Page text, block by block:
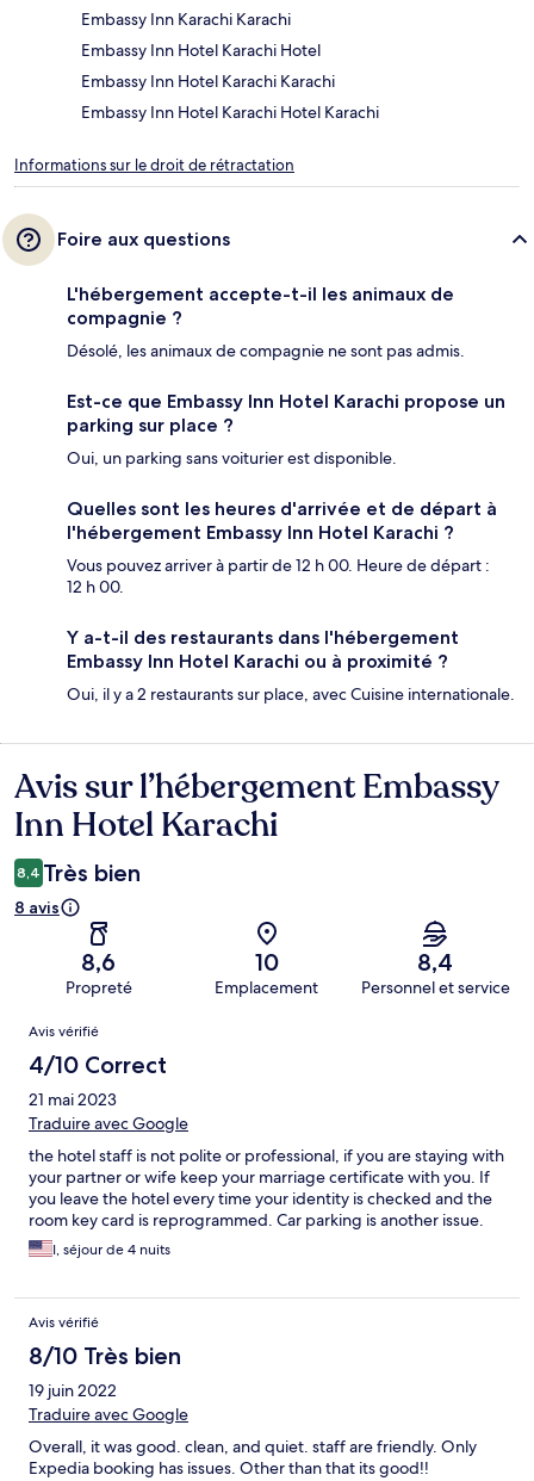
Embassy Inn Karachi Karachi
Embassy Inn Hotel Karachi Hotel
Embassy Inn Hotel Karachi Karachi
Embassy Inn Hotel Karachi Hotel Karachi
Informations sur le droit de rétractation
Foire aux questions
L'hébergement accepte-t-il les animaux de
compagnie ?
Désolé, les animaux de compagnie ne sont pas admis.
Est-ce que Embassy Inn Hotel Karachi propose un
parking sur place ?
Oui, un parking sans voiturier est disponible.
Quelles sont les heures d'arrivée et de départ à
l'hébergement Embassy Inn Hotel Karachi ?
Vous pouvez arriver à partir de 12 h 00. Heure de départ :
12 h 00.
Y a-t-il des restaurants dans l'hébergement
Embassy Inn Hotel Karachi ou à proximité ?
Oui, il y a 2 restaurants sur place, avec Cuisine internationale.
Avis
Avis sur l’hébergement Embassy
Inn Hotel Karachi
8,4 Très bien
8 avis
8,6
Propreté
10
Emplacement
8,4
Personnel et service
Avis
Avis vérifié
4/10 Correct
21 mai 2023
Traduire avec Google
the hotel staff is not polite or professional, if you are staying with
your partner or wife keep your marriage certificate with you. If
you leave the hotel every time your identity is checked and the
room key card is reprogrammed. Car parking is another issue.
I, séjour de 4 nuits
Avis vérifié
8/10 Très bien
19 juin 2022
Traduire avec Google
Overall, it was good. clean, and quiet. staff are friendly. Only
Expedia booking has issues. Other than that its good!!